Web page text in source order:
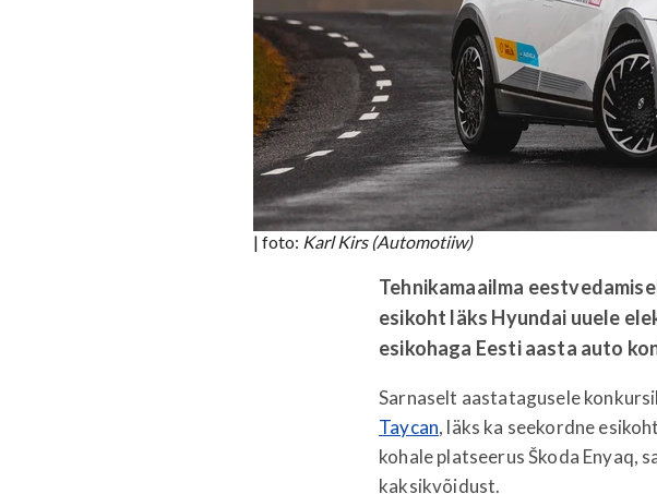
| foto: Karl Kirs (Automotiiw)
Tehnikamaailma
esikoht läks Hyundai uuele
esikohaga Eesti aasta auto
Sarnaselt aastatagusele
Taycan, läks ka seekordne
kohale platseerus Škoda Enyaq,
kaksikvõidust.